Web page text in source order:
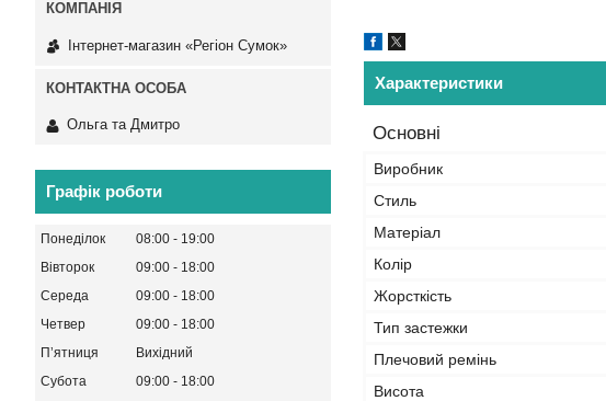
Характеристики
Основні
Виробник
Стиль
Матеріал
Колір
Жорсткість
Тип застежки
Плечовий ремінь
Висота
Інтернет-магазин «Регіон Сумок»
Ольга та Дмитро
Графік роботи
Понеділок 08:00
19:00
Вівторок
09:00
18:00
Середа
09:00
18:00
Четвер
09:00
18:00
Пʼятниця
Вихідний
Субота
09:00
18:00